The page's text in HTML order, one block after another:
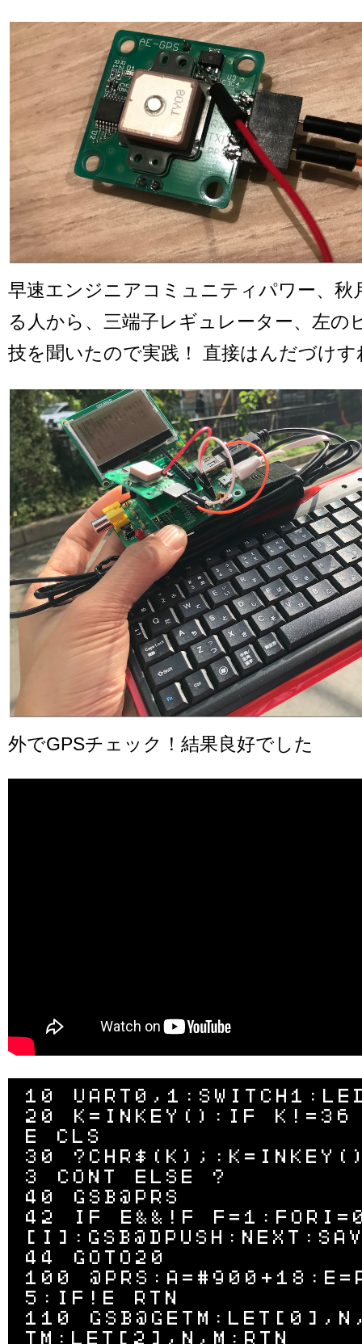
早速エンジニアコミュニティパワー、秋
る人から、三端子レギュレーター、左の
技を聞いたので実践！ 直接はんだづけ
外でGPSチェック！結果良好でした
10
20 K=INKEY():IF K!=36
E CLS
30
3 CONT ELSE ?
40 GSB@PRS
42 IF E&&!F
44 GOTO20
100
5:IF!E RTN
110
TM:LET[2],N,M:RTN